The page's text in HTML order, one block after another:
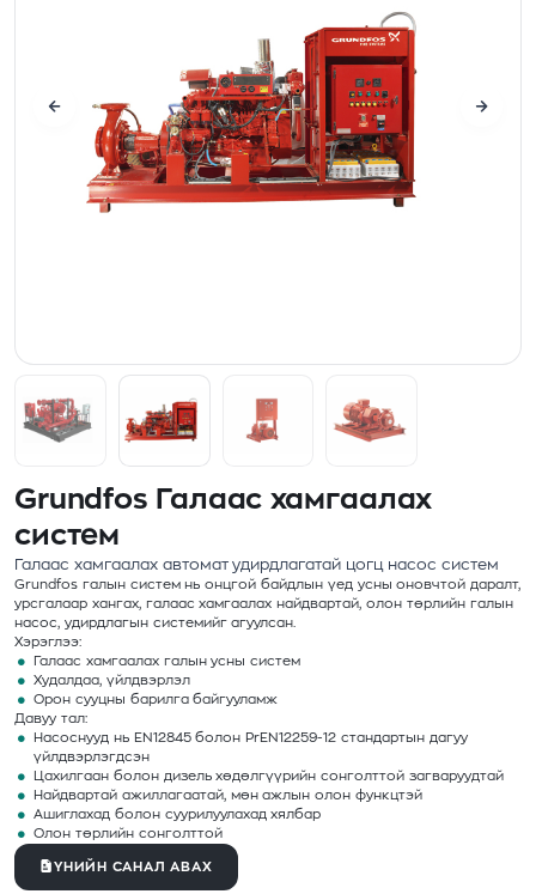
Grundfos Галаас хамгаалах
систем
Галаас хамгаалах автомат удирдлагатай цогц насос систем
Grundfos галын систем нь онцгой байдлын үед усны оновчтой даралт,
урсгалаар хангах, галаас хамгаалах найдвартай, олон төрлийн галын
насос, удирдлагын системийг агуулсан.
Хэрэглээ:
Галаас хамгаалах галын усны систем
Худалдаа, үйлдвэрлэл
Орон сууцны барилга байгууламж
Давуу тал:
Насоснууд нь EN12845 болон PrEN12259-12 стандартын дагуу
үйлдвэрлэгдсэн
Цахилгаан болон дизель хөдөлгүүрийн сонголттой загваруудтай
Найдвартай ажиллагаатай, мөн ажлын олон функцтэй
Ашиглахад болон суурилуулахад хялбар
Олон төрлийн сонголттой
ҮНИЙН САНАЛ АВАХ